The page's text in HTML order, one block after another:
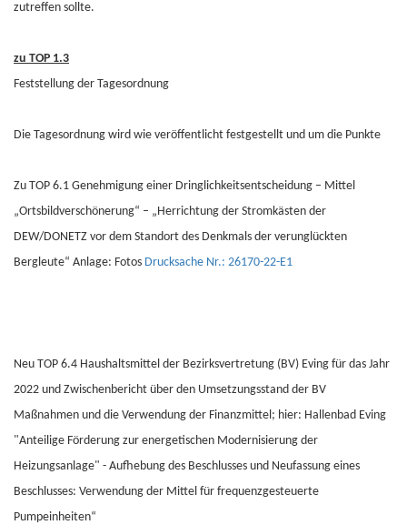
zutreffen sollte.
zu TOP 1.3
Feststellung der Tagesordnung
Die Tagesordnung wird wie veröffentlicht festgestellt und um die Punkte
Zu TOP 6.1 Genehmigung einer Dringlichkeitsentscheidung – Mittel
„Ortsbildverschönerung“ – „Herrichtung der Stromkästen der
DEW/DONETZ vor dem Standort des Denkmals der verunglückten
Bergleute“ Anlage: Fotos Drucksache Nr.: 26170-22-E1
Neu TOP 6.4 Haushaltsmittel der Bezirksvertretung (BV) Eving für das Jahr
2022 und Zwischenbericht über den Umsetzungsstand der BV
Maßnahmen und die Verwendung der Finanzmittel; hier: Hallenbad Eving
"Anteilige Förderung zur energetischen Modernisierung der
Heizungsanlage" - Aufhebung des Beschlusses und Neufassung eines
Beschlusses: Verwendung der Mittel für frequenzgesteuerte
Pumpeinheiten“